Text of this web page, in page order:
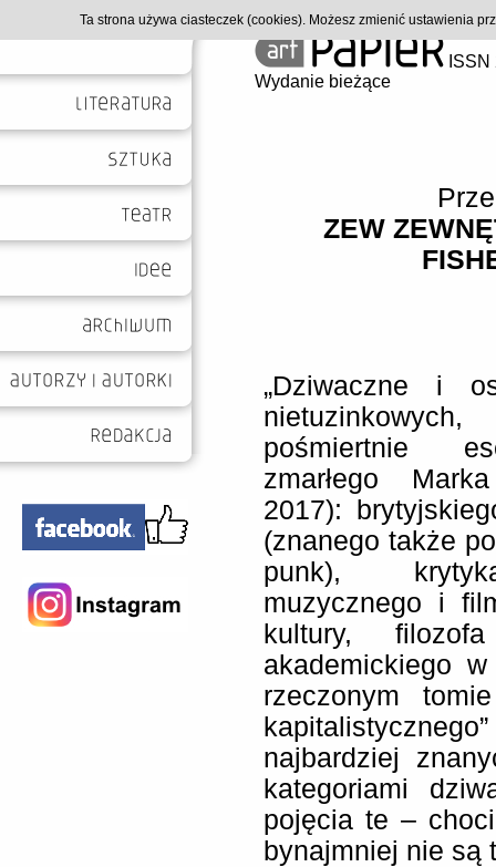
Wydanie bieżące
ZEW
„Dziwaczne i
pośmiertnie
zmarłego
2017):
(znanego także
punk),
muzycznego i
kultury,
akademickiego
rzeczonym
najbardziej
kategoriami
pojęcia te –
bynajmniej nie są
Ta strona używa ciasteczek (cookies). Możesz zmienić ustawienia